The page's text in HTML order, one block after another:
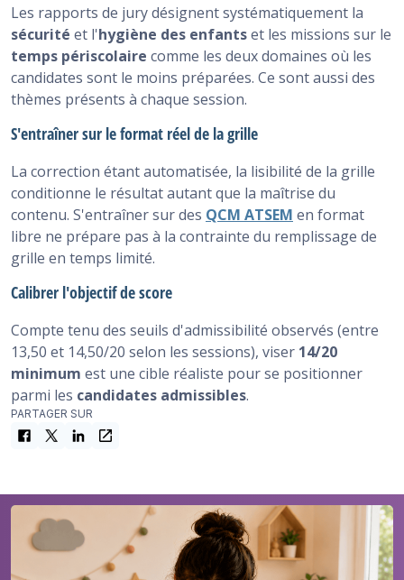
Les rapports de jury désignent systématiquement la
sécurité et l'hygiène des enfantset les missions sur le
temps périscolaire comme les deux domaines où les
candidates sont le moins préparées. Ce sont aussi des
thèmes présents à chaque session.
S'entraîner sur le format réel de la grille
La correction étant automatisée, la lisibilité de la grille
conditionne le résultat autant que la maîtrise du
contenu. S'entraîner sur des QCM ATSEM en format
libre ne prépare pas à la contrainte du remplissage de
grille en temps limité.
Calibrer l'objectif de score
Compte tenu des seuils d'admissibilité observés (entre
13,50 et 14,50/20 selon les sessions), viser 14/20
minimum est une cible réaliste pour se positionner
parmi les candidates admissibles.
PARTAGER SUR